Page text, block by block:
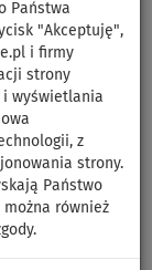
Państwa
"Akceptuję",
i firmy
strony
wyświetlania
z
strony.
Państwo
również
i
dłuższy niż
za